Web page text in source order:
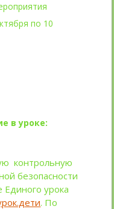
по 10
в уроке:
контрольную
безопасности
Единого урока
. По